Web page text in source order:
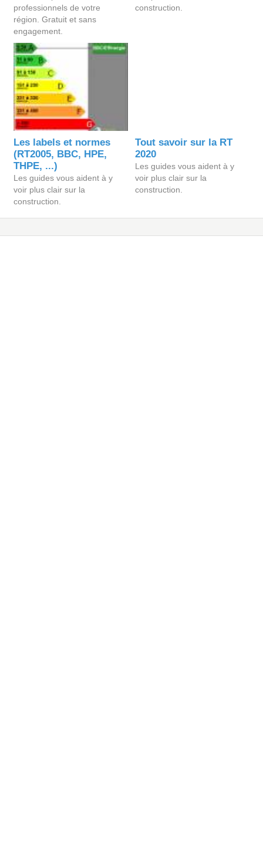
professionnels de votre
région. Gratuit et sans
engagement.
construction.
Les labels et normes
(RT2005, BBC, HPE,
THPE, ...)
Les guides vous aident à y
voir plus clair sur la
construction.
Tout savoir sur la RT
2020
Les guides vous aident à y
voir plus clair sur la
construction.